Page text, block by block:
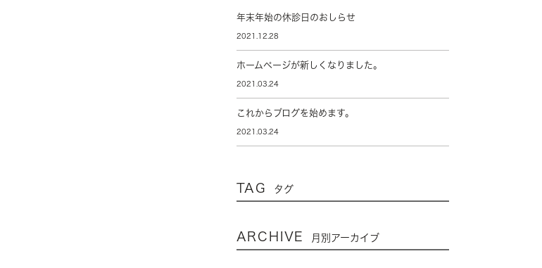
年末年始の休診日のおしらせ
2021.12.28
ホームページが新しくなりました。
2021.03.24
これからブログを始めます。
2021.03.24
TAG タグ
ARCHIVE 月別アーカイブ